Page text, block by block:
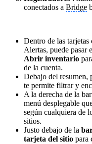
conectados a Bridge
Dentro de las tarjetas
Alertas, puede pasar
Abrir inventario
de la cuenta.
Debajo del resumen,
te permite filtrar y
A la derecha de la
menú desplegable
según cualquiera de
sitios.
Justo debajo de la
tarjeta del sitio para